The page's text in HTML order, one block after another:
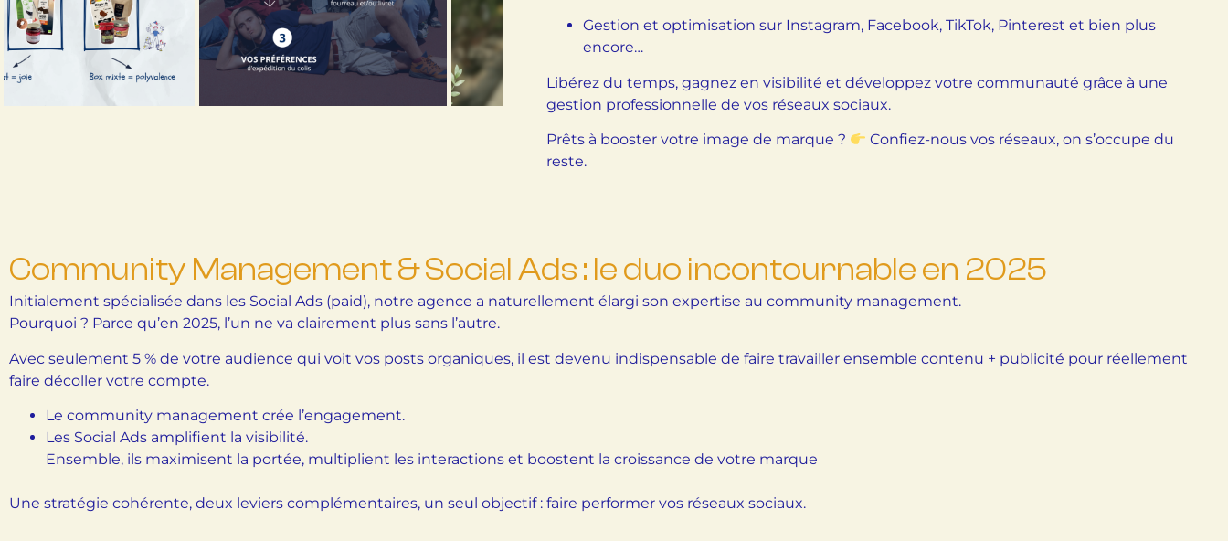
Gestion et optimisation sur Instagram, Facebook, TikTok, Pinterest et bien plus
encore…
Libérez du temps, gagnez en visibilité et développez votre communauté grâce à une
gestion professionnelle de vos réseaux sociaux.
Prêts à booster votre image de marque ?
Confiez-nous vos réseaux, on s’occupe du
reste.
Community Management & Social Ads : le duo incontournable en 2025
Initialement spécialisée dans les Social Ads (paid), notre agence a naturellement élargi son expertise au community management.
Pourquoi ? Parce qu’en 2025, l’un ne va clairement plus sans l’autre.
Avec seulement 5 % de votre audience qui voit vos posts organiques, il est devenu indispensable de faire travailler ensemble contenu + publicité pour réellement
faire décoller votre compte.
Le community management crée l’engagement.
Les Social Ads amplifient la visibilité.
Ensemble, ils maximisent la portée, multiplient les interactions et boostent la croissance de votre marque
Une stratégie cohérente, deux leviers complémentaires, un seul objectif : faire performer vos réseaux sociaux.